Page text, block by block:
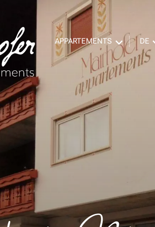
APPARTEMENTS DE